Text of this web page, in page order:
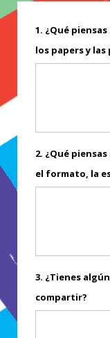
WEBS
1. ¿Qué
los papers y
2. ¿Qué
el formato, la
3. ¿Tienes
compartir?